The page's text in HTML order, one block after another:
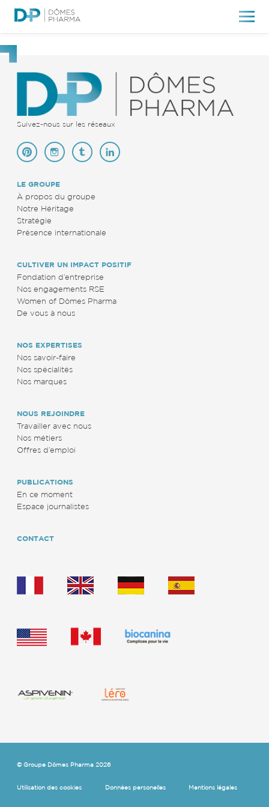
Commercialisation
Suivez-nous sur les réseaux
LE GROUPE
À propos du groupe
Notre Héritage
Stratégie
Présence internationale
CULTIVER UN IMPACT POSITIF
Fondation d’entreprise
Nos engagements RSE
Women of Dômes Pharma
De vous à nous
NOS EXPERTISES
Nos savoir-faire
Nos spécialités
Nos marques
NOUS REJOINDRE
Travailler avec nous
Nos métiers
Offres d’emploi
PUBLICATIONS
En ce moment
Espace journalistes
CONTACT
© Groupe Dômes Pharma 2026
Utilisation des cookies Données personelles Mentions légales